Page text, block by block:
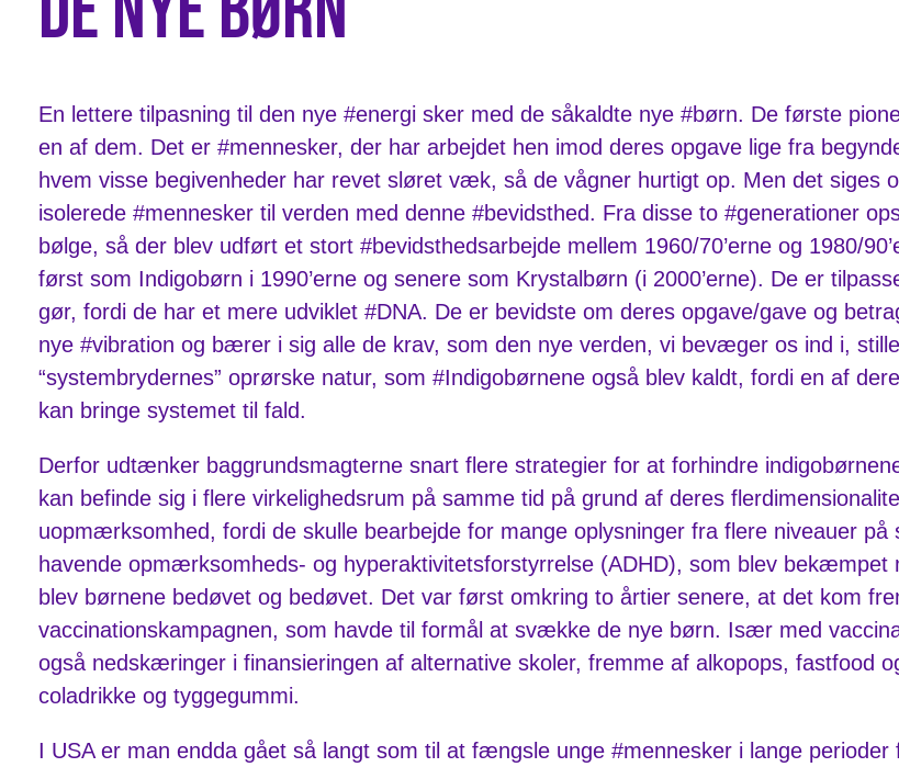
En lettere tilpasning til den nye #energi sker med de såkaldte nye #børn. De første
en af dem. Det er #mennesker, der har arbejdet hen imod deres opgave lige fra
hvem visse begivenheder har revet sløret væk, så de vågner hurtigt op. Men det siges
isolerede #mennesker til verden med denne #bevidsthed. Fra disse to #generationer
bølge, så der blev udført et stort #bevidsthedsarbejde mellem 1960/70’erne og 1980/
først som Indigobørn i 1990’erne og senere som Krystalbørn (i 2000’erne). De er
gør, fordi de har et mere udviklet #DNA. De er bevidste om deres opgave/gave og
nye #vibration og bærer i sig alle de krav, som den nye verden, vi bevæger os ind i,
“systembrydernes” oprørske natur, som #Indigobørnene også blev kaldt, fordi en af
kan bringe systemet til fald.
Derfor udtænker baggrundsmagterne snart flere strategier for at forhindre
kan befinde sig i flere virkelighedsrum på samme tid på grund af deres
uopmærksomhed, fordi de skulle bearbejde for mange oplysninger fra flere niveauer
havende opmærksomheds- og hyperaktivitetsforstyrrelse (ADHD), som blev bekæmpet
blev børnene bedøvet og bedøvet. Det var først omkring to årtier senere, at det kom
vaccinationskampagnen, som havde til formål at svække de nye børn. Især med
også nedskæringer i finansieringen af alternative skoler, fremme af alkopops, fastfood
coladrikke og tyggegummi.
I USA er man endda gået så langt som til at fængsle unge #mennesker i lange